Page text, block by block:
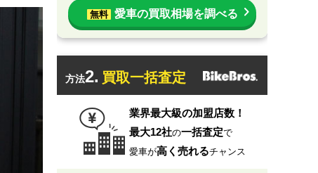
無料 愛車の買取相場を調べる
方法2. 買取一括査定
業界最大級の加盟店数！
最大12社の一括査定で
愛車が高く売れるチャンス